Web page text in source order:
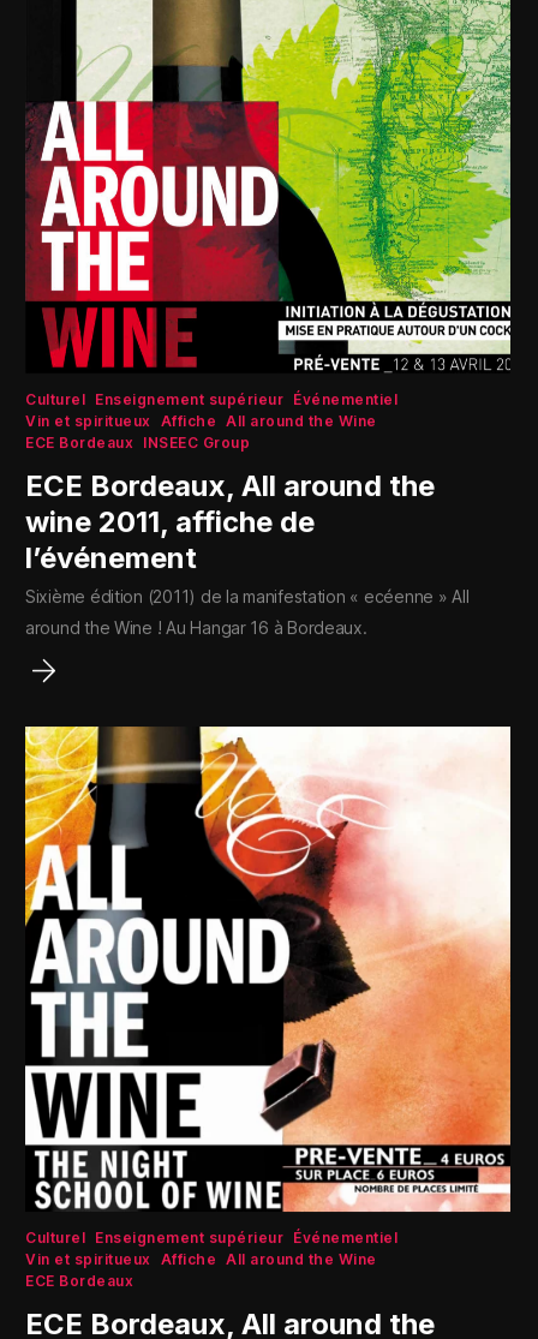
Culturel Enseignement supérieur Événementiel
Vin et spiritueux Affiche All around the Wine
ECE Bordeaux INSEEC Group
ECE Bordeaux, All around the
wine 2011, affiche de
l’événement
Sixième édition (2011) de la manifestation « ecéenne » All
around the Wine ! Au Hangar 16 à Bordeaux.
Culturel Enseignement supérieur Événementiel
Vin et spiritueux Affiche All around the Wine
ECE Bordeaux
ECE Bordeaux, All around the